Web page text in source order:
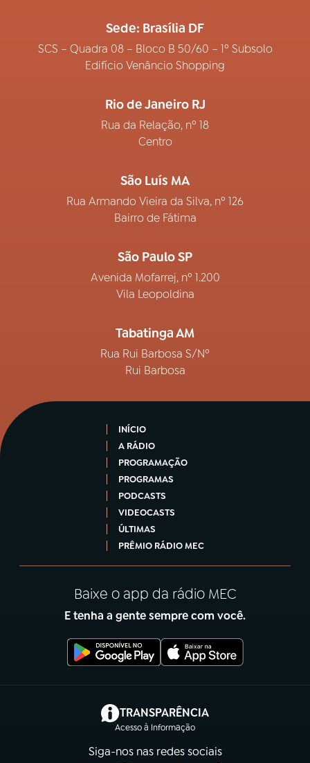
Sede: Brasília DF
SCS – Quadra 08 – Bloco B 50/60 – 1º Subsolo
Edifício Venâncio Shopping
Rio de Janeiro RJ
Rua da Relação, nº 18
Centro
São Luís MA
Rua Armando Vieira da Silva, nº 126
Bairro de Fátima
São Paulo SP
Avenida Mofarrej, nº 1.200
Vila Leopoldina
Tabatinga AM
Rua Rui Barbosa S/Nº
Rui Barbosa
INÍCIO
A RÁDIO
PROGRAMAÇÃO
PROGRAMAS
PODCASTS
VIDEOCASTS
ÚLTIMAS
PRÊMIO RÁDIO MEC
Baixe o app da rádio MEC
E tenha a gente sempre com você.
TRANSPARÊNCIA
Acesso à Informação
(abre em nova aba)
Siga-nos nas redes sociais